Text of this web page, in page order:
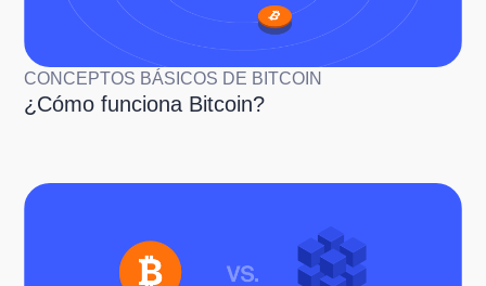
CONCEPTOS BÁSICOS DE BITCOIN
¿Cómo funciona Bitcoin?